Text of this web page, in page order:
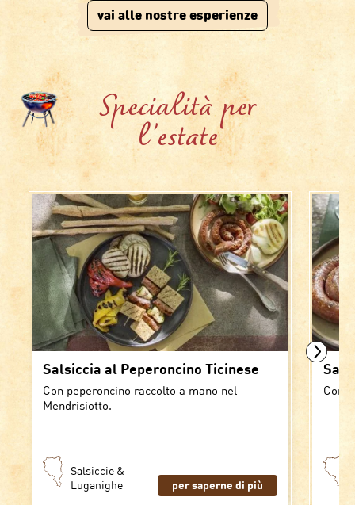
vai alle nostre esperienze
Specialità per
l'estate
Salsiccia al Peperoncino Ticinese
Con peperoncino raccolto a mano nel
Mendrisiotto.
Salsiccie &
Luganighe
per saperne di più
Con